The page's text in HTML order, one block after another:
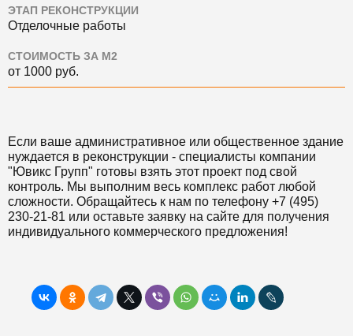
ЭТАП РЕКОНСТРУКЦИИ
Отделочные работы
СТОИМОСТЬ ЗА М2
от 1000 руб.
Если ваше административное или общественное здание
нуждается в реконструкции - специалисты компании
"Ювикс Групп" готовы взять этот проект под свой
контроль. Мы выполним весь комплекс работ любой
сложности. Обращайтесь к нам по телефону +7 (495)
230-21-81 или оставьте заявку на сайте для получения
индивидуального коммерческого предложения!